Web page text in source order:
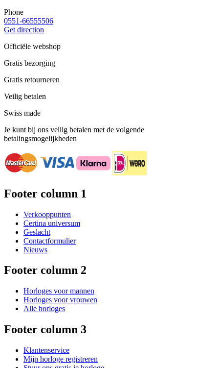
Phone
0551-66555506
Get direction
Officiële webshop
Gratis bezorging
Gratis retourneren
Veilig betalen
Swiss made
Je kunt bij ons veilig betalen met de volgende
betalingsmogelijkheden
Footer column 1
Verkooppunten
Certina universum
Geslacht
Contactformulier
Nieuws
Footer column 2
Horloges voor mannen
Horloges voor vrouwen
Alle horloges
Footer column 3
Klantenservice
Mijn horloge registreren